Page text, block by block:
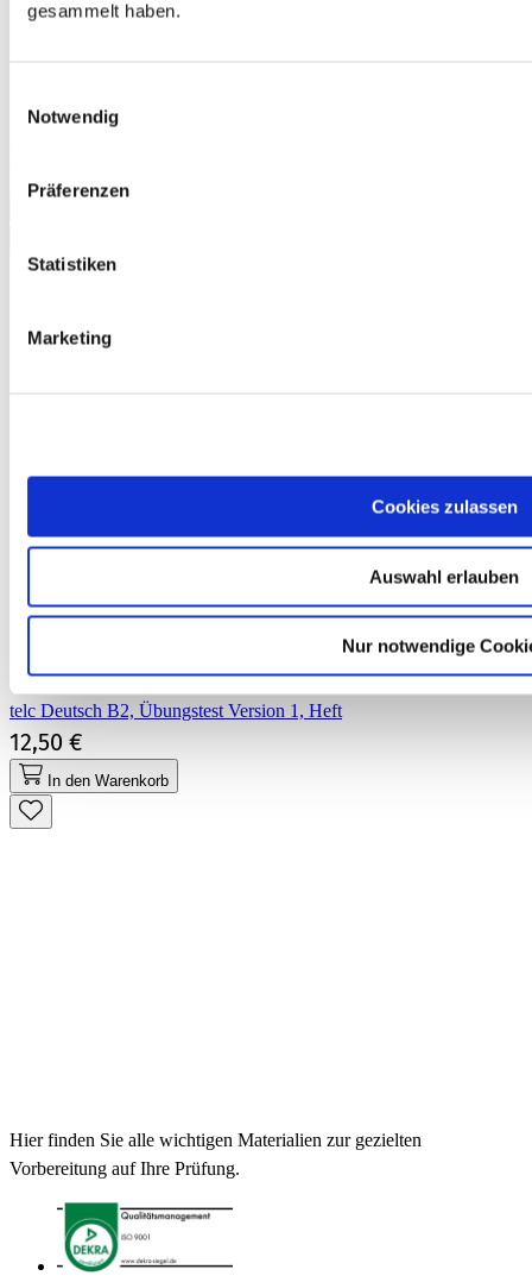
gesammelt haben.
Notwendig
Präferenzen
Statistiken
Marketing
Cookies zulassen
Auswahl erlauben
Nur notwendige
telc Deutsch B2, Übungstest Version 1, Heft
12,50 €
In den Warenkorb
Hier finden Sie alle wichtigen Materialien zur gezielten
Vorbereitung auf Ihre Prüfung.